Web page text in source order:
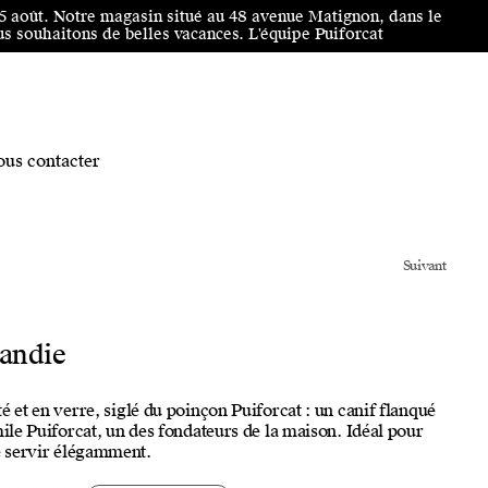
Notre magasin situé au 48 avenue Matignon, dans le
souhaitons de belles vacances. L'équipe Puiforcat
contacter
Suivant
et en verre, siglé du poinçon Puiforcat : un canif flanqué
Puiforcat, un des fondateurs de la maison. Idéal pour
élégamment.